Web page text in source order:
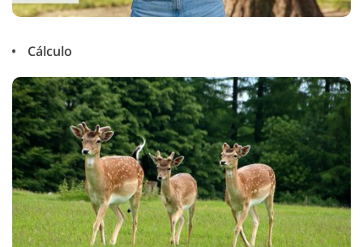
Cálculo